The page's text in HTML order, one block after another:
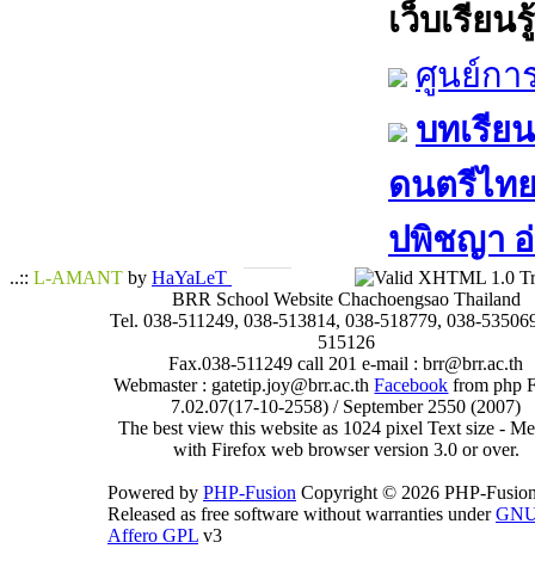
เว็บเรียนรู้
ศูนย์กา
บทเรีย
ดนตรีไท
ปพิชญา​ อ่
..:: L-AMANT by HaYaLeT
BRR School Website Chachoengsao Thailand
Tel. 038-511249, 038-513814, 038-518779, 038-
515126
Fax.038-511249 call 201 e-mail : brr@brr.ac.th
Webmaster : gatetip.joy@brr.ac.thFacebook from php
7.02.07(17-10-2558) / September 2550 (2007)
The best view this website as 1024 pixel Text size -
with Firefox web browser version 3.0 or over.
Powered by PHP-Fusion Copyright © 2026 PHP-
Released as free software without warranties under
Affero GPL v3